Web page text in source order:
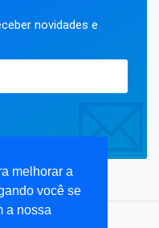
melhorar a
você se
a nossa
novidades e